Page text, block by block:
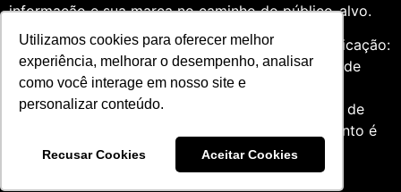
Utilizamos cookies para oferecer melhor
experiência, melhorar o desempenho, analisar
como você interage em nosso site e
personalizar conteúdo.
Recusar Cookies Aceitar Cookies
informação e sua marca no caminho do público-alvo.
Somos profissionais formados na área de comunicação:
Jornalismo e Relações Públicas. Assim, por meio de
uma análise de quatro anos do setor de seguros,
entendemos que fazer um trabalho diversificado, de
relevância e com grande expertise para o segmento é
essencial àqueles que desejam contribuir para o